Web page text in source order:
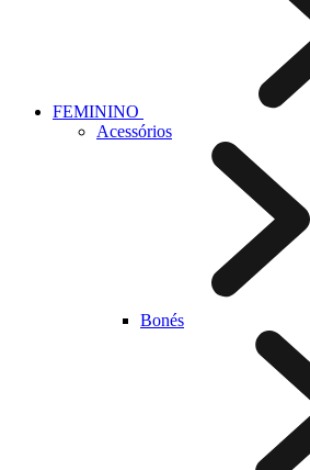
FEMININO
Acessórios
Bonés